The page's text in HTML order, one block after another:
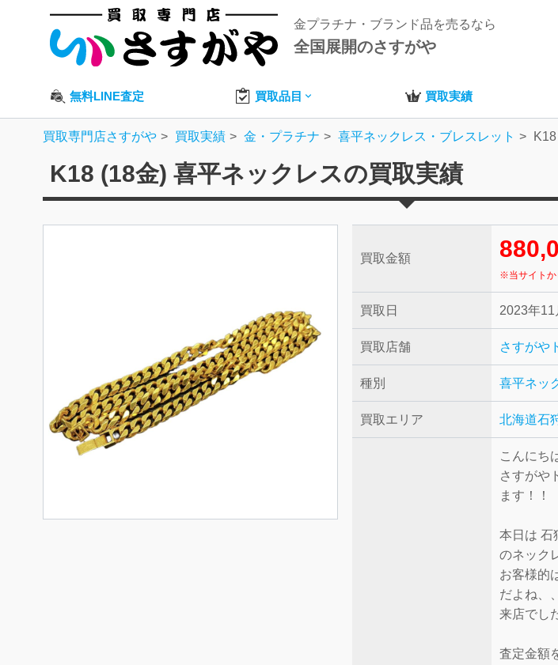
金プラチナ・ブランド品を売るなら
全国展開のさすがや
無料LINE査定 買取品目 買取実績
買取専門店さすがや 買取実績 金・プラチナ 喜平ネックレス・ブレスレット
K18 (18金) 喜平ネックレスの買取実績
買取金額
※当サイトか
買取日 2023年11
買取店舗 さすがや
種別 喜平ネッ
買取エリア 北海道石
こんにち
さすがや
ます！！
本日は 石
のネック
お客様的
だよね、
来店でし
査定金額